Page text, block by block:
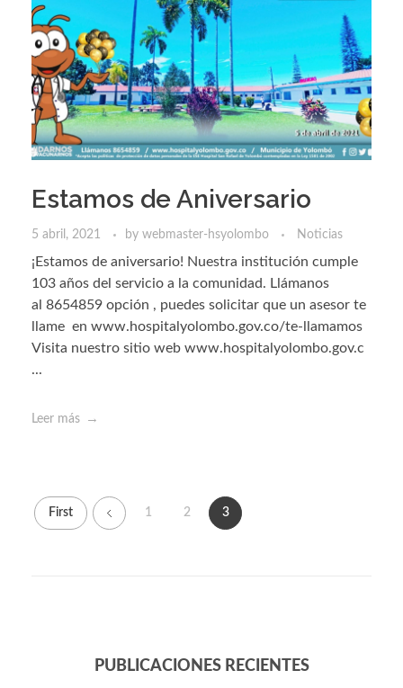
Estamos de Aniversario
5 abril, 2021 by webmaster-hsyolombo Noticias
¡Estamos de aniversario! Nuestra institución cumple
103 años del servicio a la comunidad. Llámanos
al 8654859 opción , puedes solicitar que un asesor te
llame en www.hospitalyolombo.gov.co/te-llamamos
Visita nuestro sitio web www.hospitalyolombo.gov.c
...
Leer más
First 1 2 3
PUBLICACIONES RECIENTES